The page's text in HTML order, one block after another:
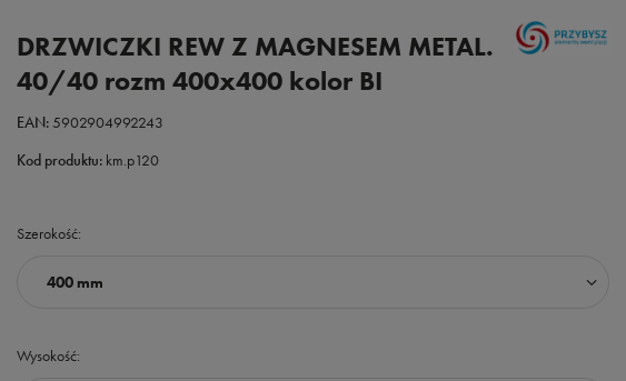
DRZWICZKI REW Z MAGNESEM METAL.
40/40 rozm 400x400 kolor BI
EAN:5902904992243
Kod produktu: km.p120
Szerokość
400 mm
Wysokość